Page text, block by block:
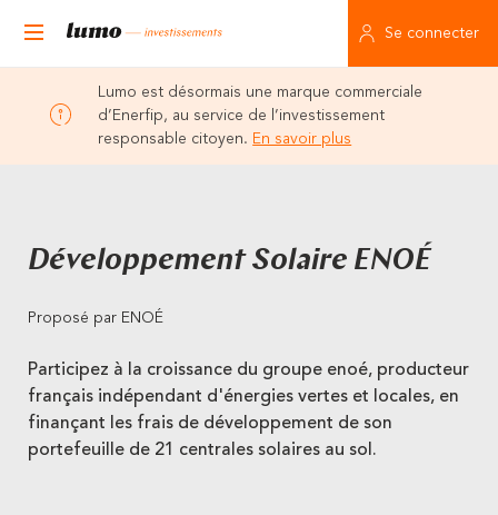
Se connecter
Lumo est désormais une marque commerciale
d’Enerfip, au service de l’investissement
responsable citoyen. En savoir plus
Développement Solaire ENOÉ
Proposé par ENOÉ
Participez à la croissance du groupe enoé, producteur
français indépendant d'énergies vertes et locales, en
finançant les frais de développement de son
portefeuille de 21 centrales solaires au sol.